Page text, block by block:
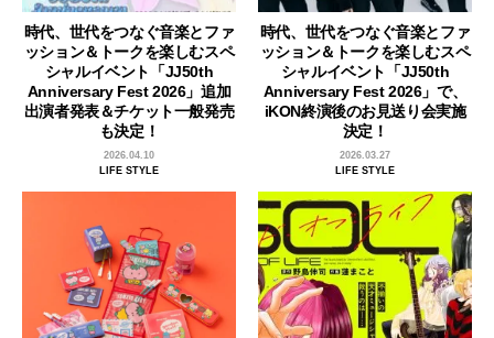
時代、世代をつなぐ音楽とファ
ッション＆トークを楽しむスペ
シャルイベント「JJ50th
Anniversary Fest 2026」追加
出演者発表＆チケット一般発売
も決定！
2026.04.10
LIFE STYLE
時代、世代をつなぐ音楽とファ
ッション＆トークを楽しむスペ
シャルイベント「JJ50th
Anniversary Fest 2026」で、
iKON終演後のお見送り会実施
決定！
2026.03.27
LIFE STYLE